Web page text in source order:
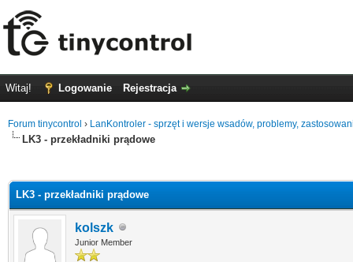
Witaj! Logowanie Rejestracja
Forum tinycontrol › LanKontroler - sprzęt i wersje wsadów, problemy,
LK3 - przekładniki prądowe
LK3 - przekładniki prądowe
kolszk
Junior Member